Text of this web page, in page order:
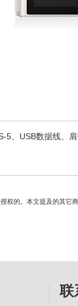
、USB数据线、肩
权的。本文提及的其它
联